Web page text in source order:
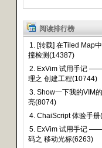
阅读排行榜
1. [转载] 在Tiled Map
撞检测(14387)
2. ExVim 试用手记
理之 创建工程(10744)
3. Show一下我的VIM
亮(8074)
4. ChaiScript 体验手
5. ExVim 试用手记
码之 移动光标(6263)